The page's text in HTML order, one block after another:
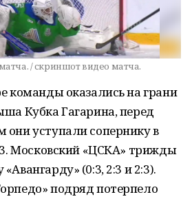
/ скриншот видео матча.
команды оказались на грани
Кубка Гагарина, перед
уступали сопернику в
Московский «ЦСКА» трижды
(0:3, 2:3 и 2:3).
подряд потерпело